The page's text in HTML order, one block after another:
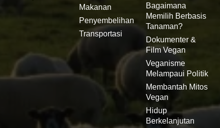
Makanan
Penyembelihan
Transportasi
Bagaimana
Memilih Berbasis
Tanaman?
Dokumenter &
Film Vegan
Veganisme
Melampaui Politik
Membantah Mitos
Vegan
Hidup
Berkelanjutan